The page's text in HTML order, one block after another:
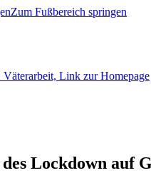
Zum Fußbereich springen
Lockdown auf